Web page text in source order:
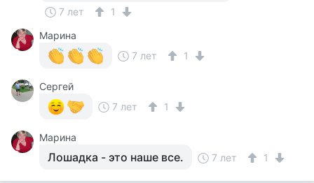
7 лет
1
Марина
7 лет
1
Сергей
7 лет
1
Марина
Лошадка - это наше все. 7 лет 1